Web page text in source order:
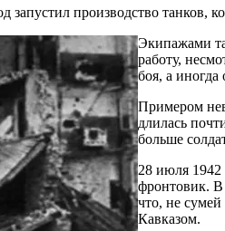
производство танков,
Экипажами
работу,
боя, а иногда
Примером
длилась
больше
28 июля 1942
фронтовик. В
что, не сумей
Кавказом.